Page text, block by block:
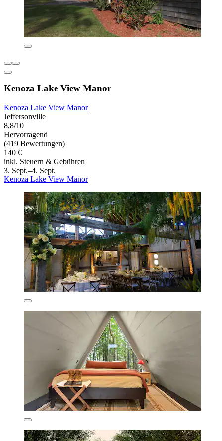
Kenoza Lake View Manor
Kenoza Lake View Manor
Jeffersonville
8,8/10
Hervorragend
(419 Bewertungen)
140 €
inkl. Steuern & Gebühren
3. Sept.–4. Sept.
Kenoza Lake View Manor